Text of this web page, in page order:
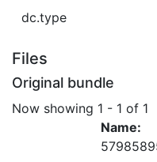
dc.type
Files
Original bundle
Now showing 1 - 1 of 1
Name: